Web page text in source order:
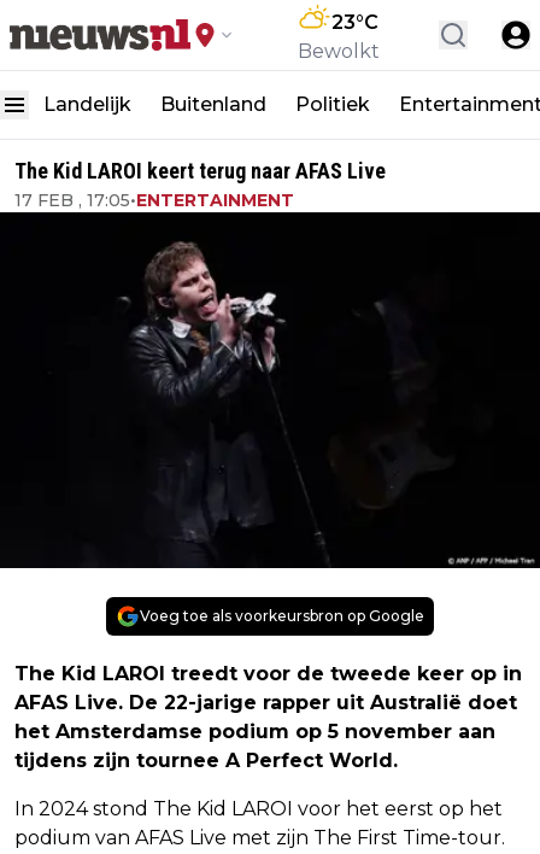
23°C
Bewolkt
Landelijk Buitenland Politiek
The Kid LAROI keert terug naar AFAS Live
17 FEB , 17:05•ENTERTAINMENT
Voeg toe als voorkeursbron op Google
The Kid LAROI treedt voor de tweede keer op in
AFAS Live. De 22-jarige rapper uit Australië doet
het Amsterdamse podium op 5 november aan
tijdens zijn tournee A Perfect World.
In 2024 stond The Kid LAROI voor het eerst op het
podium van AFAS Live met zijn The First Time-tour.